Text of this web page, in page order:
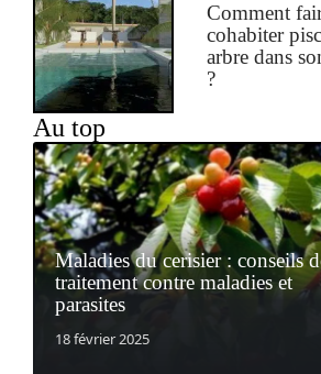
Comment
cohabiter
arbre dans
?
Au top
Maladies du cerisier : conseils
traitement contre maladies et
parasites
18 février 2025